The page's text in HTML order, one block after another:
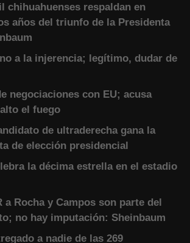
chihuahuenses respaldan en
años del triunfo de la Presidenta
a la injerencia; legítimo, dudar de
negociaciones con EU; acusa
el fuego
de ultraderecha gana la
de elección presidencial
la décima estrella en el estadio
a Rocha y Campos son parte del
no hay imputación: Sheinbaum
a nadie de las 269